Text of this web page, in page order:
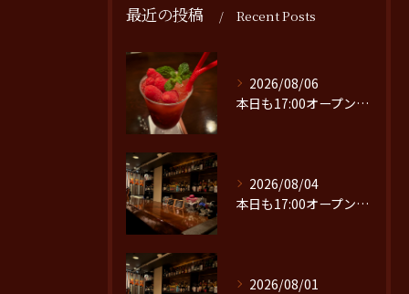
最近の投稿 Recent Posts
2026/08/06
本日も17:00オープンです。
2026/08/04
本日も17:00オープンです。
2026/08/01